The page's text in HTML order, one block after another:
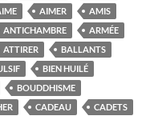
AIMER
AMIS
ANTICHAMBRE
ARMÉE
ATTIRER
BALLANTS
BIEN HUILÉ
BOUDDHISME
CADEAU
CADETS